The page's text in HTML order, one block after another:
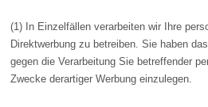
(1) In Einzelfällen verarbeiten wir Ihre
Direktwerbung zu betreiben. Sie haben
gegen die Verarbeitung Sie betreffender
Zwecke derartiger Werbung einzulegen.